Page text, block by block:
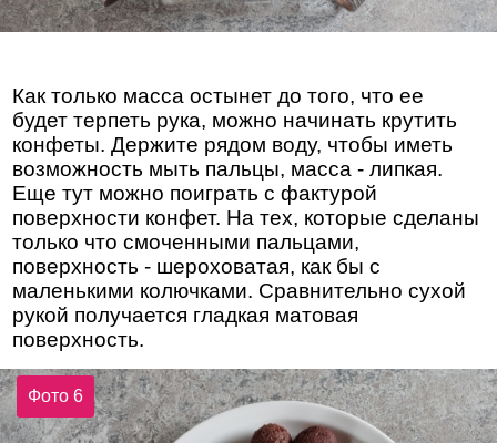
Как только масса остынет до того, что ее
будет терпеть рука, можно начинать крутить
конфеты. Держите рядом воду, чтобы иметь
возможность мыть пальцы, масса - липкая.
Еще тут можно поиграть с фактурой
поверхности конфет. На тех, которые сделаны
только что смоченными пальцами,
поверхность - шероховатая, как бы с
маленькими колючками. Сравнительно сухой
рукой получается гладкая матовая
поверхность.
Фото 6